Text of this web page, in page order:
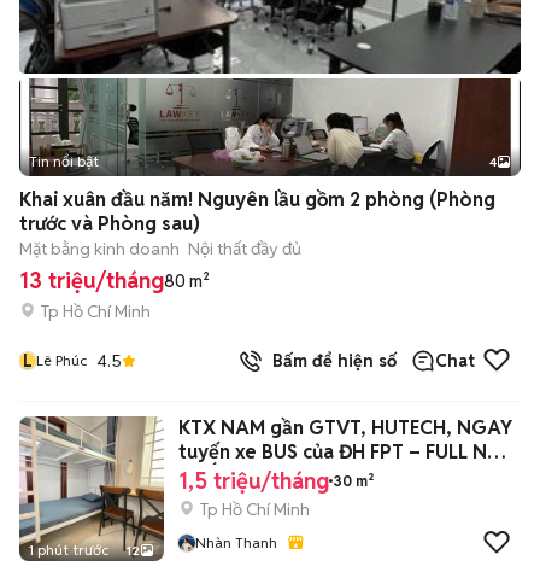
Tin nổi bật 4
Khai xuân đầu năm! Nguyên lầu gồm 2 phòng (Phòng
trước và Phòng sau)
Mặt bằng kinh doanh Nội thất đầy đủ
13 triệu/tháng80 m²
Tp Hồ Chí Minh
L Lê Phúc 4.5 Bấm để hiện số Chat
1 phút trước 12
KTX NAM gần GTVT, HUTECH, NGAY
tuyến xe BUS của ĐH FPT – FULL NỘI
THẤT
1,5 triệu/tháng 30 m²
Tp Hồ Chí Minh
Nhàn Thanh